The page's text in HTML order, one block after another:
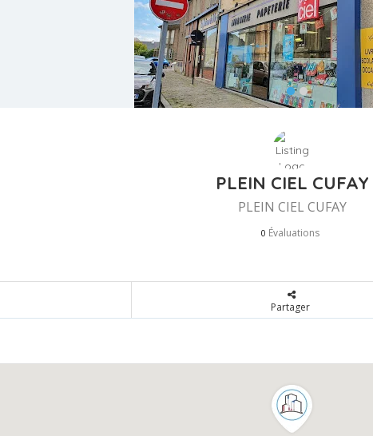
PLEIN CIEL CUFAY
PLEIN CIEL CUFAY
0 Évaluations
Partager